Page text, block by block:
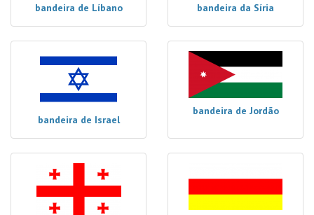
bandeira de Líbano bandeira da Síria
bandeira de Israel
bandeira de Jordão